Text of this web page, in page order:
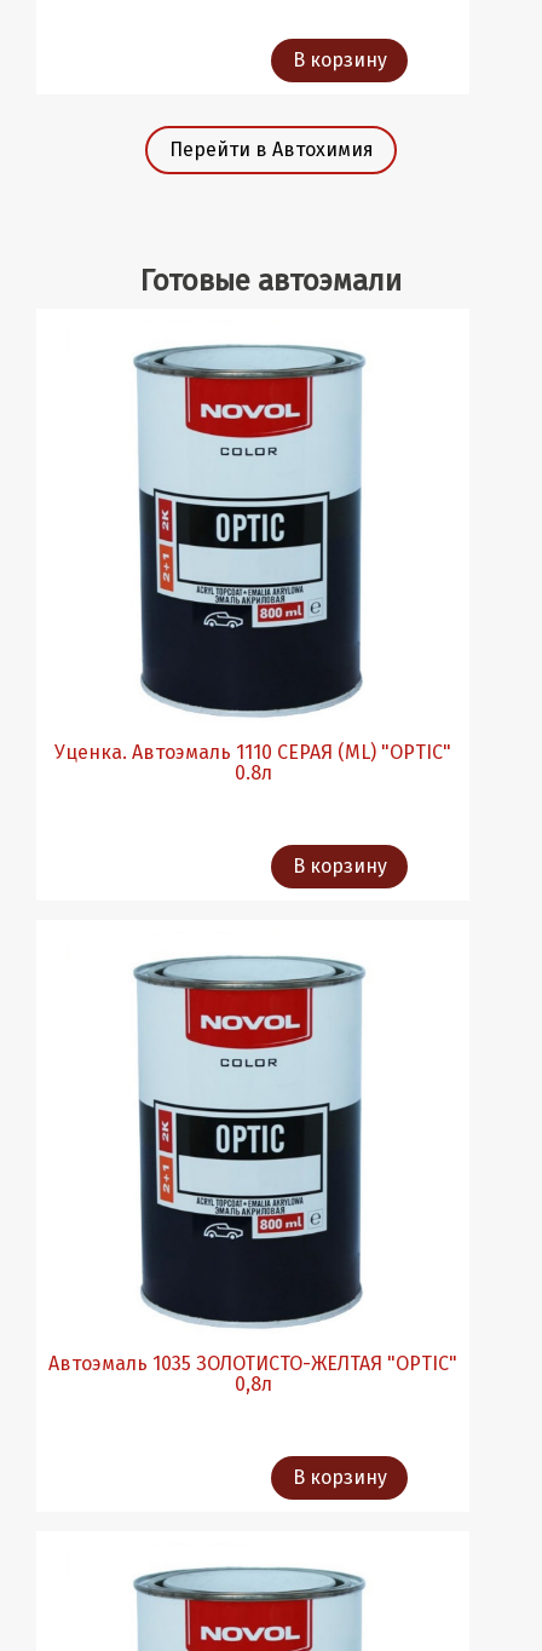
В корзину
Перейти в Автохимия
Готовые автоэмали
Уценка. Автоэмаль 1110 СЕРАЯ (ML) "OPTIC"
0.8л
В корзину
Автоэмаль 1035 ЗОЛОТИСТО-ЖЕЛТАЯ "OPTIC"
0,8л
В корзину